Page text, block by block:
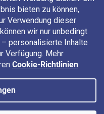
bieten zu können,
Verwendung dieser
wir nur unbedingt
personalisierte Inhalte
Verfügung. Mehr
Cookie-Richtlinien.
folgen Sie uns auf:
Rechte vorbehalten.